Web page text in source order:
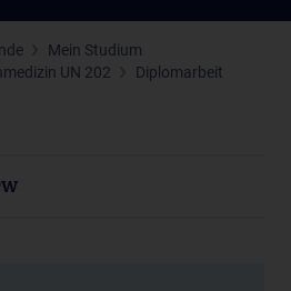
Mein Studium
UN 202
Diplomarbeit